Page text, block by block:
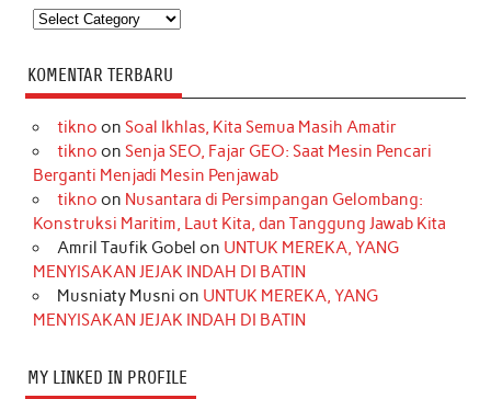
Kategori
KOMENTAR TERBARU
tikno on Soal Ikhlas, Kita Semua Masih Amatir
tikno on Senja SEO, Fajar GEO: Saat Mesin Pencari
Berganti Menjadi Mesin Penjawab
tikno on Nusantara di Persimpangan Gelombang:
Konstruksi Maritim, Laut Kita, dan Tanggung Jawab Kita
Amril Taufik Gobel on UNTUK MEREKA, YANG
MENYISAKAN JEJAK INDAH DI BATIN
Musniaty Musni on UNTUK MEREKA, YANG
MENYISAKAN JEJAK INDAH DI BATIN
MY LINKED IN PROFILE